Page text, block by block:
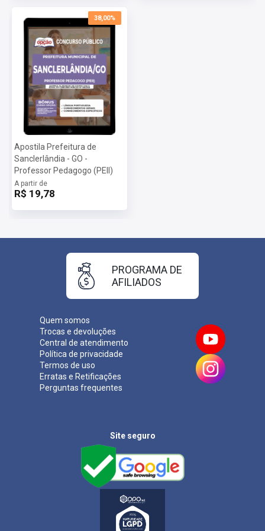
38,00%
Apostila Prefeitura de
Sanclerlândia - GO -
Professor Pedagogo (PEII)
A partir de
R$ 19,78
Quem somos
Trocas e devoluções
Central de atendimento
Política de privacidade
Termos de uso
Erratas e Retificações
Perguntas frequentes
PROGRAMA DE
AFILIADOS
Site seguro